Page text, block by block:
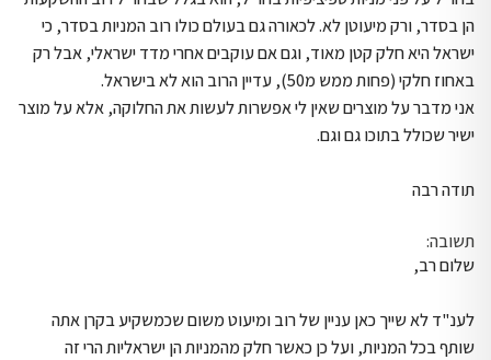
הן בסדר, ורק מיעוטן לא. לכאורה גם בעולם כולו רוב המניות בסדר, כי
ישראל היא חלק קטן מאוד, וגם אם עוקבים אחרי מדד ישראלי, אבל רק
באחוז חלקי (פחות ממש מ50), עדיין הרוב הוא לא בישראל.
אני מדבר על מוצרים שאין לי אפשרות לעשות את החלוקה, אלא על מוצר
ישיר שכולל בתוכו גם וגם.
תודה רבה
תשובה:
שלום רב,
לענ"ד לא שייך כאן עניין של רוב ומיעוט משום שכמשקיע בקרן אתה
שותף בכל המניות, ועל כן כאשר חלק מהמניות הן ישראליות הרי זה